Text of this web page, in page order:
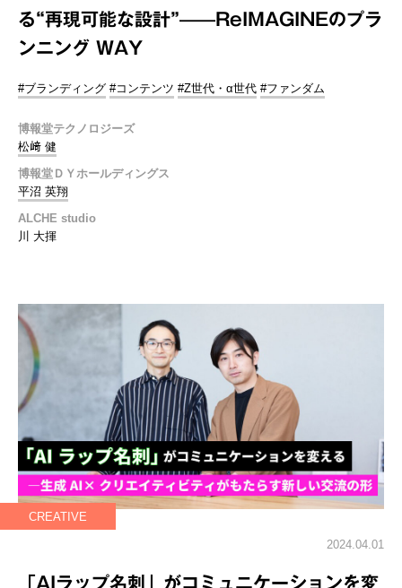
る“再現可能な設計”——ReIMAGINEのプラ
ンニング WAY
#ブランディング #コンテンツ #Z世代・α世代 #ファンダム
博報堂テクノロジーズ
松﨑 健
博報堂ＤＹホールディングス
平沼 英翔
ALCHE studio
川 大揮
CREATIVE
2024.04.01
「AIラップ名刺」がコミュニケーションを変